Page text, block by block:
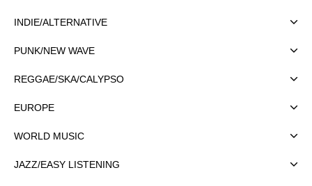
INDIE/ALTERNATIVE
PUNK/NEW WAVE
REGGAE/SKA/CALYPSO
EUROPE
WORLD MUSIC
JAZZ/EASY LISTENING